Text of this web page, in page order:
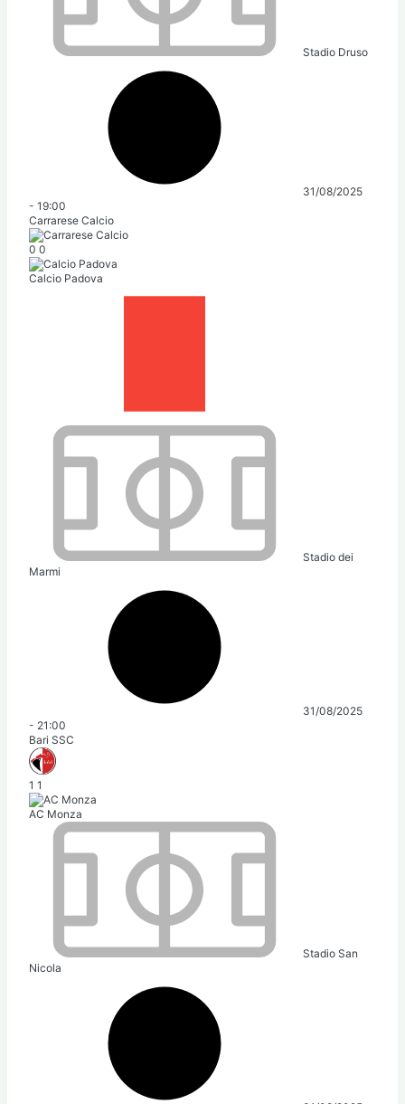
Stadio Druso
31/08/2025
- 19:00
Carrarese Calcio
0 0
Calcio Padova
Stadio dei
Marmi
31/08/2025
- 21:00
Bari SSC
1 1
AC Monza
Stadio San
Nicola